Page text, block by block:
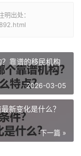
出处：
靠谱的移民机构
2026-03-05
新变化是什么？
下一篇 »